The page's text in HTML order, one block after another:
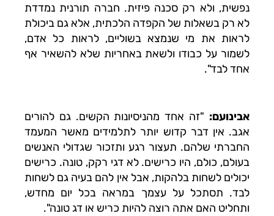
נפשית, ולא רק סכנה פיזית. חברה תורנית נמדדת
לא רק בשאלות של הקפדה הלכתית, אלא גם ביכולת
לראות את מי שנמצא בשוליים, לראות כל אדם,
לשמור על כבודו ולשאת באחריות שלא להשאיר אף
אחד לבד".
אבינועם: "זה אחד מהניסיונות הקשים. גם להורים
אגב. אין דבר קדוש יותר לתלמידים מאשר המעמד
החברתי שלהם. תעצור רגע ותזכור שגדולי האנשים
בעולם, כולם, היו כרישים. לא דגי רקק, טונה. כרישים
יכולים לשחות בלהקות, אבל אין להם בעיה גם לשחות
לבד. תסתכל על עצמך במראה בכל יום מחדש,
ותחליט האם אתה רוצה להיות כריש או דג טונה".